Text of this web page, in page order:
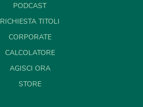
PODCAST
RICHIESTA TITOLI
CORPORATE
CALCOLATORE
AGISCI ORA
STORE